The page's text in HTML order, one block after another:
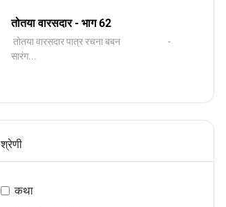
तोतया वारसदार - भाग 62
तोतया वारसदार पात्र रचना बबन -
सारंग...
श्रेणी
कथा